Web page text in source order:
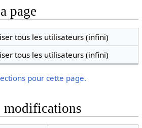
page
tous les utilisateurs (infini)
tous les utilisateurs (infini)
pour cette page.
modifications